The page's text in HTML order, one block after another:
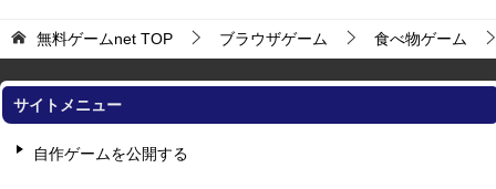
無料ゲームnet TOP ブラウザゲーム 食べ物ゲーム
サイトメニュー
自作ゲームを公開する